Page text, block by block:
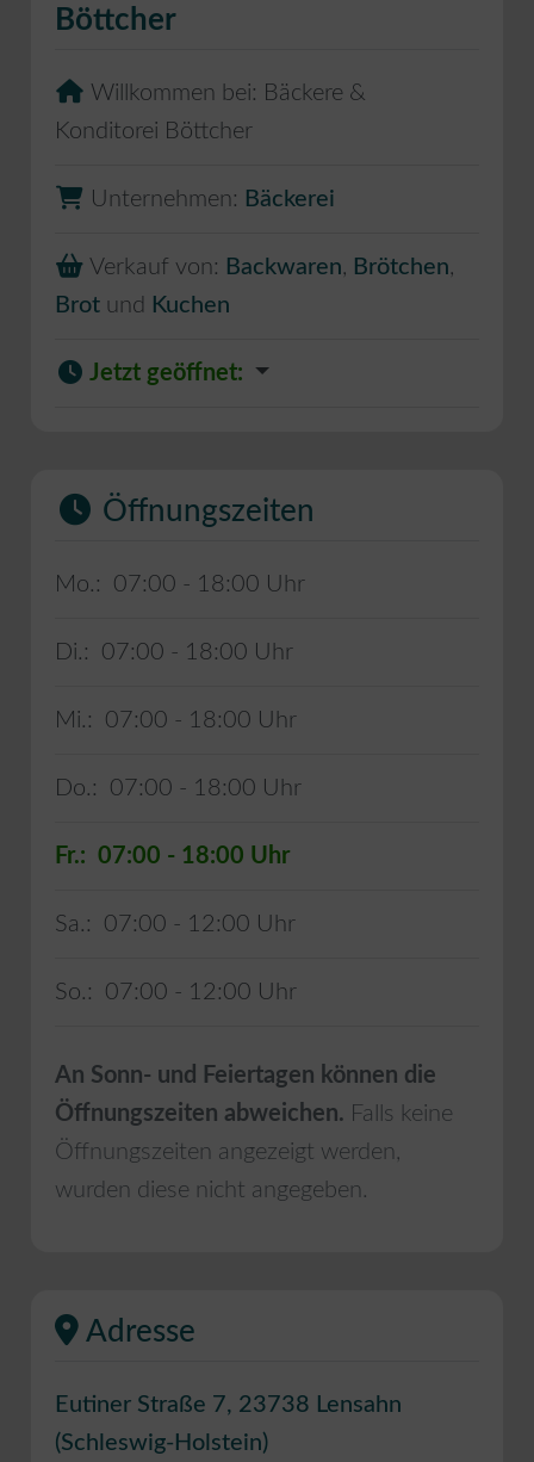
Böttcher
Willkommen bei: Bäckere &
Konditorei Böttcher
Unternehmen: Bäckerei
Verkauf von: Backwaren, Brötchen,
Brot und Kuchen
Jetzt geöffnet:
Öffnungszeiten
Mo.: 07:00 - 18:00
Di.: 07:00 - 18:00
Mi.: 07:00 - 18:00
Do.: 07:00 - 18:00
Fr.: 07:00 - 18:00
Sa.: 07:00 - 12:00
So.: 07:00 - 12:00
An Sonn- und Feiertagen können die
Öffnungszeiten abweichen. Falls keine
Öffnungszeiten angezeigt werden,
wurden diese nicht angegeben.
Adresse
Eutiner Straße 7, 23738 Lensahn
(Schleswig-Holstein)